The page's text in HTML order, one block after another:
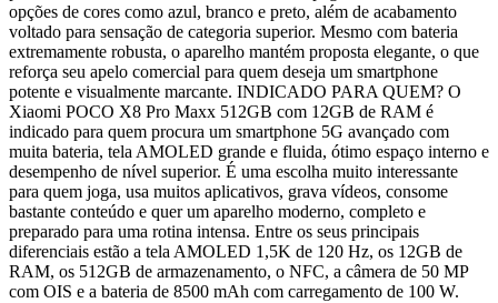
opções de cores como azul, branco e preto, além de acabamento
voltado para sensação de categoria superior. Mesmo com bateria
extremamente robusta, o aparelho mantém proposta elegante, o que
reforça seu apelo comercial para quem deseja um smartphone
potente e visualmente marcante. INDICADO PARA QUEM? O
Xiaomi POCO X8 Pro Maxx 512GB com 12GB de RAM é
indicado para quem procura um smartphone 5G avançado com
muita bateria, tela AMOLED grande e fluida, ótimo espaço interno e
desempenho de nível superior. É uma escolha muito interessante
para quem joga, usa muitos aplicativos, grava vídeos, consome
bastante conteúdo e quer um aparelho moderno, completo e
preparado para uma rotina intensa. Entre os seus principais
diferenciais estão a tela AMOLED 1,5K de 120 Hz, os 12GB de
RAM, os 512GB de armazenamento, o NFC, a câmera de 50 MP
com OIS e a bateria de 8500 mAh com carregamento de 100 W.